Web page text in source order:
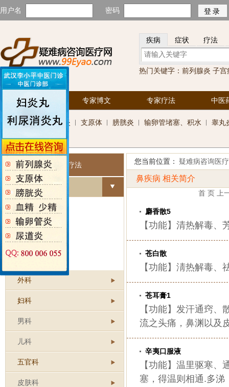
用户名 密码
疾病 症状 疗法
热门关键字： 前列腺炎 子宫
首页 专家博文 专家疗法 中医
科
前列腺炎 ︱ 支原体 ︱ 膀胱炎 ︱ 输卵管堵塞、积水 ︱ 睾丸
按疾病找药品和疗法
内科
呼吸系统
脾胃病
神经系统疾病
心脑血管疾病
糖尿病
外科
妇科
男科
儿科
五官科
皮肤科
您当前位置： 疑难病咨询医
鼻疾病 相关简介
首 页 上
麝香散5
【功能】清热解毒、
苍白散
【功能】淸热解毒、
苍耳膏1
【功能】发汗通窍
流之头痛，鼻渊以及
辛夷口服液
【功能】温里驱寒
塞，得温则相通.多涕